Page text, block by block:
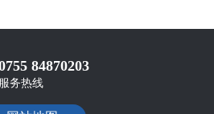
84870203
服务热线